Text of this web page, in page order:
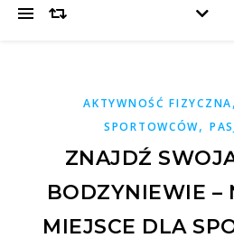
AKTYWNOŚĆ FIZYCZNA,
SPORTOWCÓW,
ZNAJDŹ
BODZYNIEWIE –
MIEJSCE DLA